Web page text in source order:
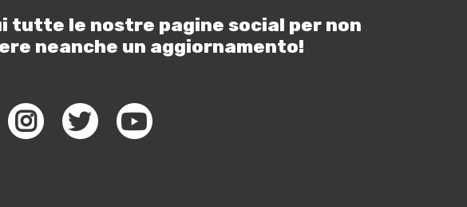
tutte le nostre pagine social per non
neanche un aggiornamento!